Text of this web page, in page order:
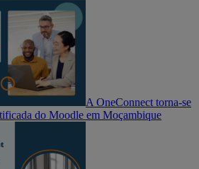
A OneConnect torna-se
do Moodle em Moçambique